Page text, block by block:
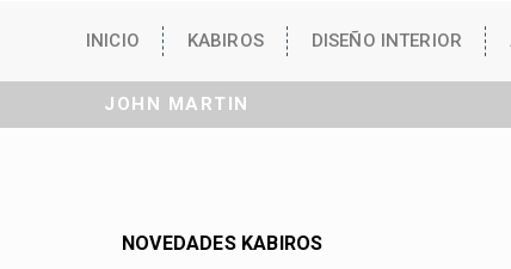
INICIO KABIROS DISEÑO INTERIOR
JOHN MARTIN
NOVEDADES KABIROS